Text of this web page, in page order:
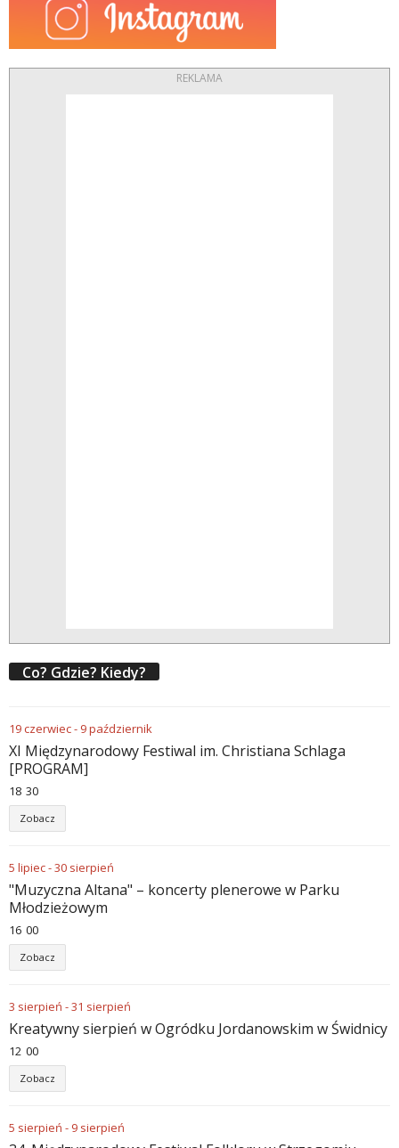
REKLAMA
Co? Gdzie? Kiedy?
19czerwiec- 9październik
XI Międzynarodowy Festiwal im. Christiana Schlaga
[PROGRAM]
18 30
Zobacz
5 lipiec-30 sierpień
"Muzyczna Altana" – koncerty plenerowe w Parku
Młodzieżowym
16 00
Zobacz
3 sierpień -31 sierpień
Kreatywny sierpień w Ogródku Jordanowskim w Świdnicy
12 00
Zobacz
5 sierpień - 9 sierpień